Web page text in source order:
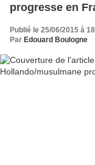
progresse en
Publié le 25/06/2015 à
Par Edouard Boulogne